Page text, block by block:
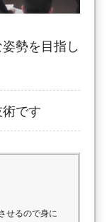
勢を目指し
です
せるので身に